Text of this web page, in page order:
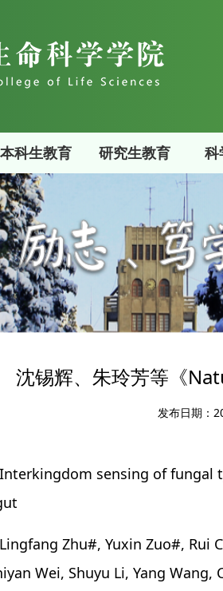
本科生教育 研究生教育 科
沈锡辉、朱玲芳等《
发布日期：
sensing of
Zhu#, Yuxin Zuo#, Rui
Wei, Shuyu Li, Yang